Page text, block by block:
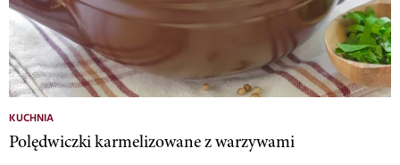
KUCHNIA
Polędwiczki karmelizowane z warzywami